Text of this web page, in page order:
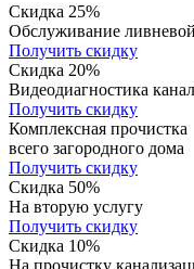
Скидка 25%
Обслуживание
Получить скидку
Скидка 20%
Видеодиагностика
Получить скидку
Комплексная прочистка
всего загородного дома
Получить скидку
Скидка 50%
На вторую услугу
Получить скидку
Скидка 10%
На прочистку